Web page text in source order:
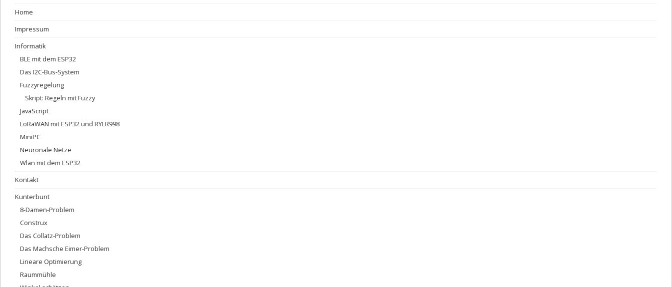
Home
Impressum
Informatik
BLE mit dem ESP32
Das I2C-Bus-System
Fuzzyregelung
Skript: Regeln mit Fuzzy
JavaScript
LoRaWAN mit ESP32 und RYLR998
MiniPC
Neuronale Netze
Wlan mit dem ESP32
Kontakt
Kunterbunt
8-Damen-Problem
Construx
Das Collatz-Problem
Das Machsche Eimer-Problem
Lineare Optimierung
Raummühle